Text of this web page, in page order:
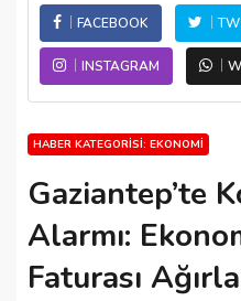
FACEBOOK
INSTAGRAM
HABER KATEGORISI: EKONOMI
Gaziantep’te
Alarmı:
Faturası